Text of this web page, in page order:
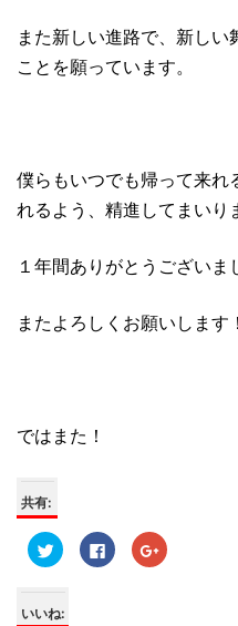
また新しい進路で、新し
ことを願っています。
僕らもいつでも帰って来れ
れるよう、精進してまいり
１年間ありがとうございま
またよろしくお願いします！
ではまた！
共有:
ク
リ
て
F
a
ク
リ
いいね: